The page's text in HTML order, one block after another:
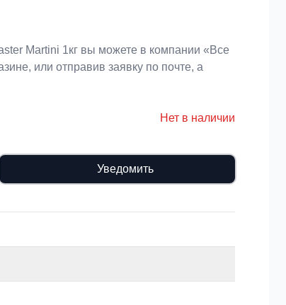
Martini 1кг вы можете в компании «Bce
или отправив заявку по почте, а
Нет в наличии
Уведомить